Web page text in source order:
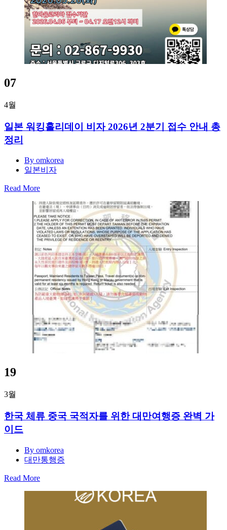
07
4월
일본 워킹홀리데이 비자 2026년 2분기 접수 안내 총
정리
By omkorea
일본비자
Read More
19
3월
한국 체류 중국 국적자를 위한 대만여행증 완벽 가
이드
By omkorea
대만통행증
Read More